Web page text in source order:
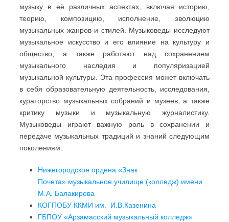
музыку в её различных аспектах, включая историю,
теорию, композицию, исполнение, эволюцию
музыкальных жанров и стилей. Музыковеды исследуют
музыкальное искусство и его влияние на культуру и
общество, а также работают над сохранением
музыкального наследия и популяризацией
музыкальной культуры. Эта профессия может включать
в себя образовательную деятельность, исследования,
кураторство музыкальных собраний и музеев, а также
критику музыки и музыкальную журналистику.
Музыковеды играют важную роль в сохранении и
передаче музыкальных традиций и знаний следующим
поколениям.
Нижегородское ордена «Знак
Почета» музыкальное училище (колледж) имени
М.А. Балакирева
КОГПОБУ ККМИ им. И.В.Казенина
ГБПОУ «Арзамасский музыкальный колледж»